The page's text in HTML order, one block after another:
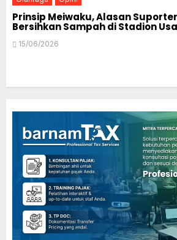
Prinsip Meiwaku, Alasan
Bersihkan Sampah di Stadion
15/06/2026